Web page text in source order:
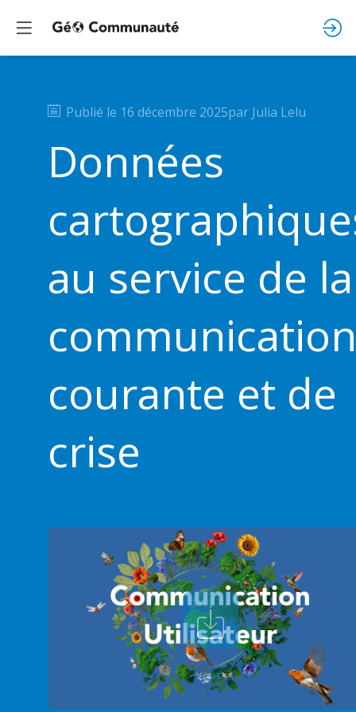
Publié le 16 décembre 2025par Julia Lelu
Données
au service de la
communication
courante et de
crise